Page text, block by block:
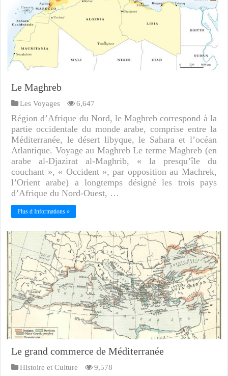
Le Maghreb
Les Voyages 6,647
Région d’Afrique du Nord, le Maghreb correspond à la
partie occidentale du monde arabe, comprise entre la
Méditerranée, le désert libyque, le Sahara et l’océan
Atlantique. Voyage au Maghreb Le terme Maghreb (en
arabe al-Djazirat al-Maghrib, « la presqu’île du
couchant », « Occident », par opposition au Machrek,
l’Orient arabe) a longtemps désigné les trois pays
d’Afrique du Nord-Ouest, …
Plus d Informations »
Le grand commerce de Méditerranée
Histoire et Culture 9,578